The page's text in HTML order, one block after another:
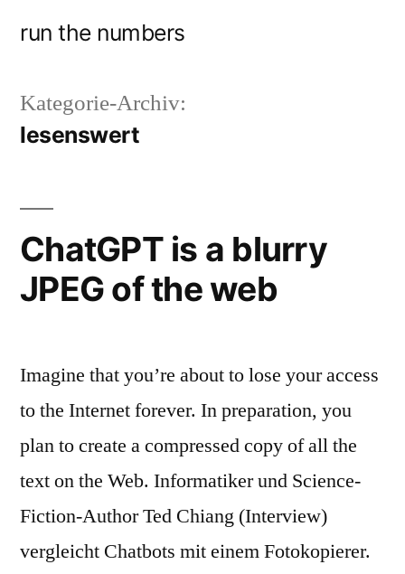
run the numbers
Kategorie-Archiv:
lesenswert
ChatGPT is a blurry
JPEG of the web
Imagine that you’re about to lose your access
to the Internet forever. In preparation, you
plan to create a compressed copy of all the
text on the Web. Informatiker und Science-
Fiction-Author Ted Chiang (Interview)
vergleicht Chatbots mit einem Fotokopierer.